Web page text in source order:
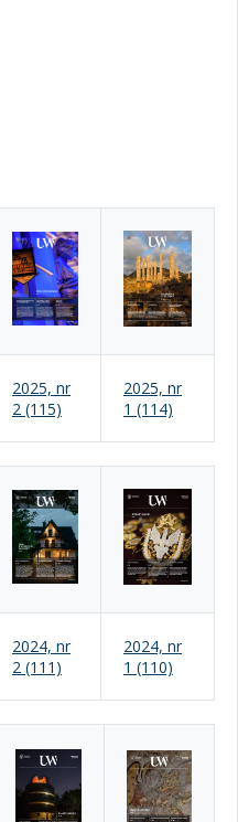
2025, nr
2 (115)
2025, nr
1 (114)
2024, nr
2 (111)
2024, nr
1 (110)